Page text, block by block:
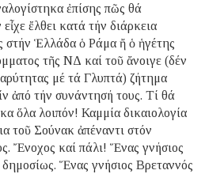
ἐπίσης πῶς θά
ἔλθει κατά τήν διάρκεια
στήν Ἑλλάδα ὁ Ράμα ἤ ὁ ἡγέτης
τῆς ΝΔ καί τοῦ ἄνοιγε (δέν
μέ τά Γλυπτά) ζήτημα
ἀπό τήν συνάντησή τους. Τί θά
ὅλα λοιπόν! Καμμία δικαιολογία
τοῦ Σούνακ ἀπέναντι στόν
Ἔνοχος καί πάλι! Ἕνας γνήσιος
δημοσίως. Ἕνας γνήσιος Βρεταννός